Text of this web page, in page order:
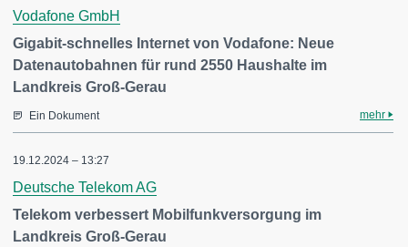
Vodafone GmbH
Gigabit-schnelles Internet von Vodafone: Neue
Datenautobahnen für rund 2550 Haushalte im
Landkreis Groß-Gerau
Ein Dokument mehr
19.12.2024 – 13:27
Deutsche Telekom AG
Telekom verbessert Mobilfunkversorgung im
Landkreis Groß-Gerau